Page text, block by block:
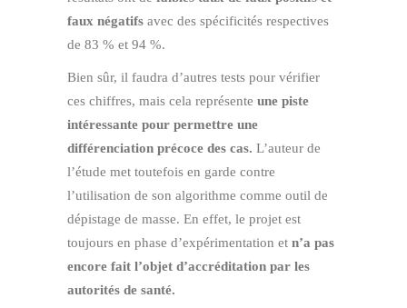
faux négatifs avec des spécificités respectives
de 83 % et 94 %.
Bien sûr, il faudra d’autres tests pour vérifier
ces chiffres, mais cela représente une piste
intéressante pour permettre une
différenciation précoce des cas. L’auteur de
l’étude met toutefois en garde contre
l’utilisation de son algorithme comme outil de
dépistage de masse. En effet, le projet est
toujours en phase d’expérimentation et n’a pas
encore fait l’objet d’accréditation par les
autorités de santé.